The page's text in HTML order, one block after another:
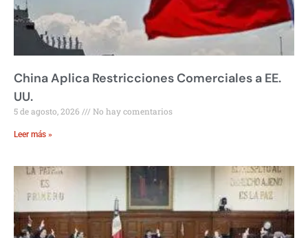
China Aplica Restricciones Comerciales a EE.
UU.
5 de agosto, 2026 No hay comentarios
Leer más »